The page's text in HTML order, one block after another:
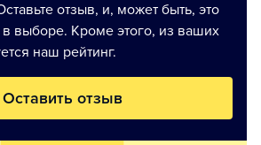
отзыв, и, может быть, это
выборе. Кроме этого, из ваших
наш рейтинг.
Оставить отзыв